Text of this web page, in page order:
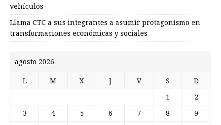
vehículos
Llama CTC a sus integrantes a asumir protagonismo en
transformaciones económicas y sociales
agosto 2026
L M X J V S D
1 2
3 4 5 6 7 8 9